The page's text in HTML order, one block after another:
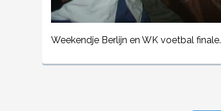
Weekendje Berlijn en WK voetbal finale.